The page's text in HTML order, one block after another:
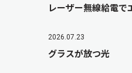
レーザー無線給電で
2026.07.23
グラスが放つ光